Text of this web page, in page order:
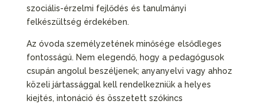
szociális-érzelmi fejlődés és tanulmányi
felkészültség érdekében.
Az óvoda személyzetének minősége elsődleges
fontosságú. Nem elegendő, hogy a pedagógusok
csupán angolul beszéljenek; anyanyelvi vagy ahhoz
közeli jártassággal kell rendelkezniük a helyes
kiejtés, intonáció és összetett szókincs